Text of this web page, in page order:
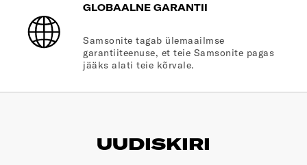
GLOBAALNE GARANTII
Samsonite tagab ülemaailmse
garantiiteenuse, et teie Samsonite pagas
jääks alati teie kõrvale.
UUDISKIRI